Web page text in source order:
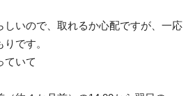
しいので、取れるか心配ですが、一応
です。
ていて